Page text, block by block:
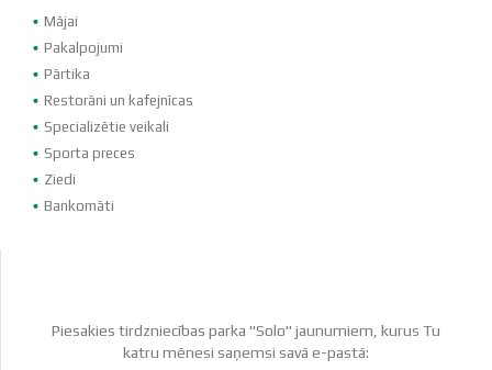
Mājai
Pakalpojumi
Pārtika
Restorāni un kafejnīcas
Specializētie veikali
Sporta preces
Ziedi
Bankomāti
Piesakies tirdzniecības parka "Solo" jaunumiem, kurus Tu
katru mēnesi saņemsi savā e-pastā: